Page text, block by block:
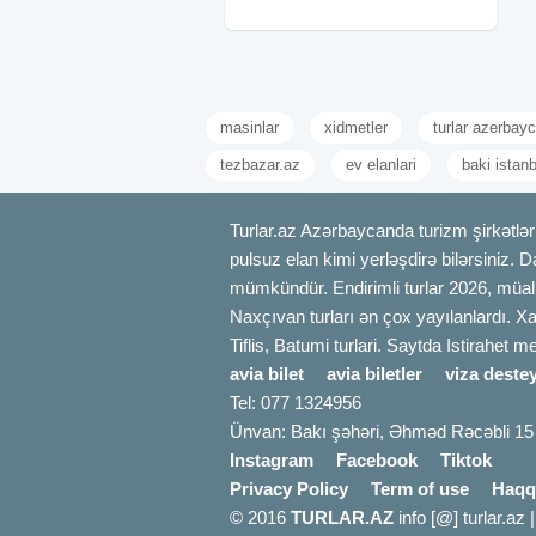
masinlar xidmetler turlar
tezbazar.az ev elanlari baki
Turlar.az Azərbaycanda turizm
pulsuz elan kimi yerləşdirə bilərsiniz.
mümkündür. Endirimli turlar 2026,
Naxçıvan turları ən çox yayılanlardı.
Tiflis, Batumi turlari. Saytda Istirahet
avia bilet
avia biletler viza
Tel: 077 1324956
Ünvan: Bakı şəhəri, Əhməd Rəcəbli 15
Instagram
Facebook
Tiktok
Privacy Policy
Term of use
© 2016 TURLAR.AZ info [@] turlar.az |